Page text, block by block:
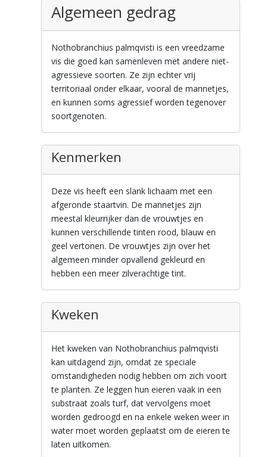
Algemeen gedrag
Nothobranchius palmqvisti is een vreedzame
vis die goed kan samenleven met andere niet-
agressieve soorten. Ze zijn echter vrij
territoriaal onder elkaar, vooral de mannetjes,
en kunnen soms agressief worden tegenover
soortgenoten.
Kenmerken
Deze vis heeft een slank lichaam met een
afgeronde staartvin. De mannetjes zijn
meestal kleurrijker dan de vrouwtjes en
kunnen verschillende tinten rood, blauw en
geel vertonen. De vrouwtjes zijn over het
algemeen minder opvallend gekleurd en
hebben een meer zilverachtige tint.
Kweken
Het kweken van Nothobranchius palmqvisti
kan uitdagend zijn, omdat ze speciale
omstandigheden nodig hebben om zich voort
te planten. Ze leggen hun eieren vaak in een
substraat zoals turf, dat vervolgens moet
worden gedroogd en na enkele weken weer in
water moet worden geplaatst om de eieren te
laten uitkomen.